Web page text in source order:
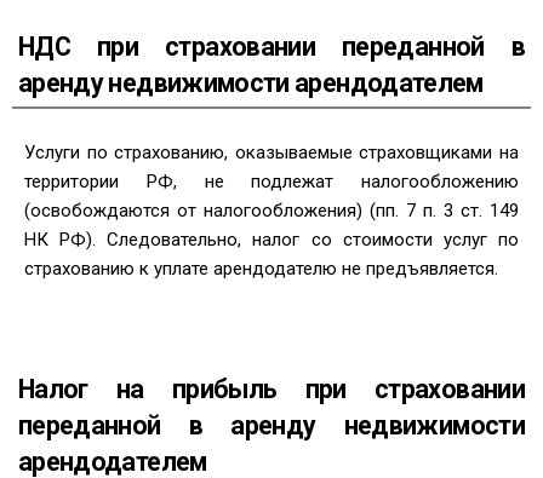
НДС при страховании переданной в
аренду недвижимости арендодателем
Услуги по страхованию, оказываемые страховщиками на
территории РФ, не подлежат налогообложению
(освобождаются от налогообложения) (пп. 7 п. 3 ст. 149
НК РФ). Следовательно, налог со стоимости услуг по
страхованию к уплате арендодателю не предъявляется.
Налог на прибыль при страховании
переданной в аренду недвижимости
арендодателем